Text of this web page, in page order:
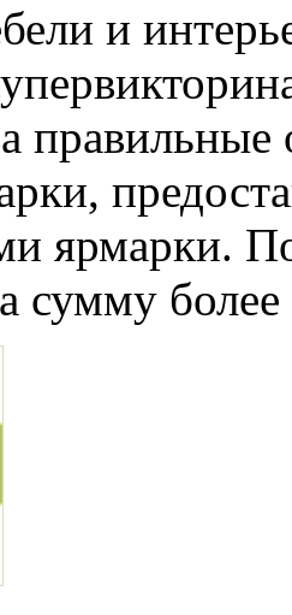
и
правильные
ярмарки.
сумму